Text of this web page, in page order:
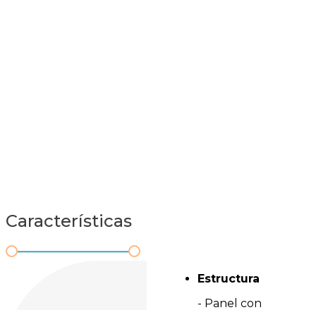
Características
Estructura
- Panel con